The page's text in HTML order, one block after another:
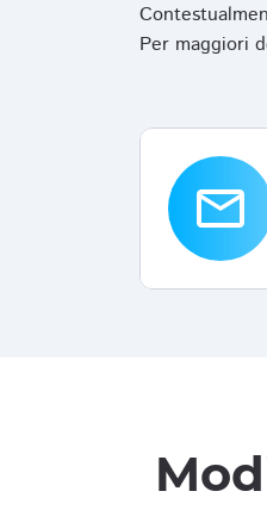
Per maggiori
email